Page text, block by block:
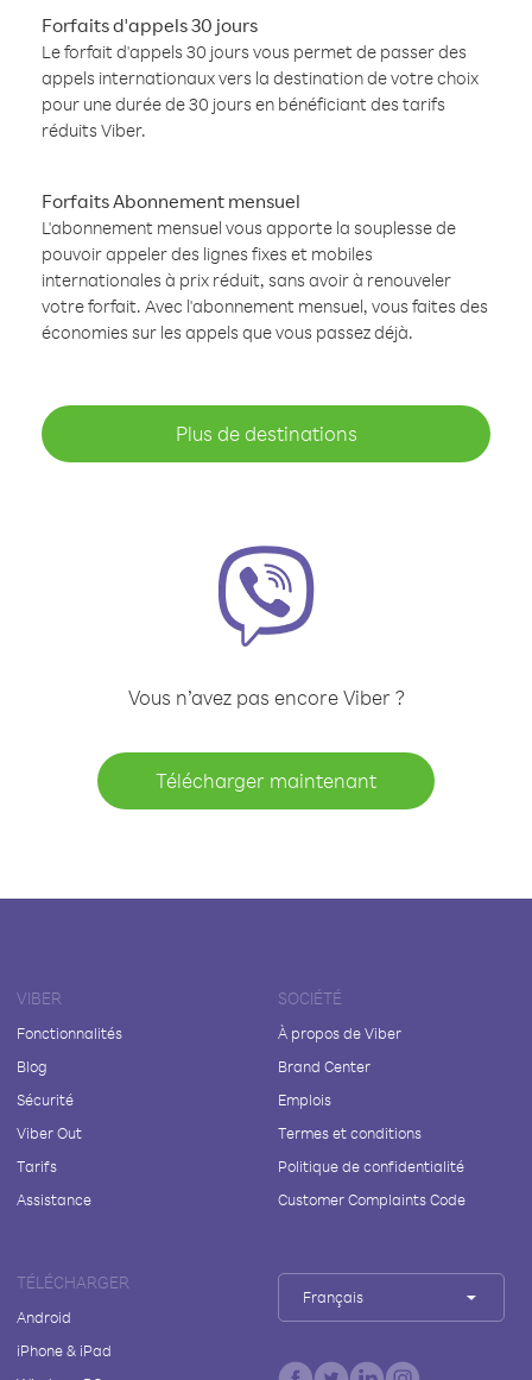
Forfaits d'appels 30 jours
Le forfait d'appels 30 jours vous permet de passer des
appels internationaux vers la destination de votre choix
pour une durée de 30 jours en bénéficiant des tarifs
réduits Viber.
Forfaits Abonnement mensuel
L'abonnement mensuel vous apporte la souplesse de
pouvoir appeler des lignes fixes et mobiles
internationales à prix réduit, sans avoir à renouveler
votre forfait. Avec l'abonnement mensuel, vous faites des
économies sur les appels que vous passez déjà.
Plus de destinations
Vous n’avez pas encore Viber ?
Télécharger maintenant
VIBER
Fonctionnalités
Blog
Sécurité
Viber Out
Tarifs
Assistance
SOCIÉTÉ
À propos de Viber
Brand Center
Emplois
Termes et conditions
Politique de confidentialité
Customer Complaints Code
TÉLÉCHARGER
Android
iPhone & iPad
Français